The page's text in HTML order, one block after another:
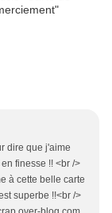
dire que j'aime
finesse !! <br />
à cette belle carte
superbe !!<br />